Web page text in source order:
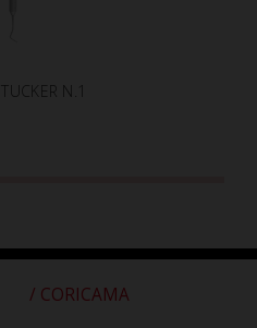
N.1
/ CORICAMA